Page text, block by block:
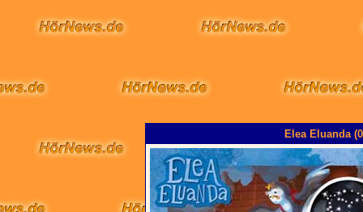
Elea Eluanda